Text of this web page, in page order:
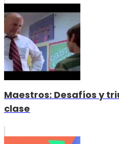
Maestros: Desafíos y
clase